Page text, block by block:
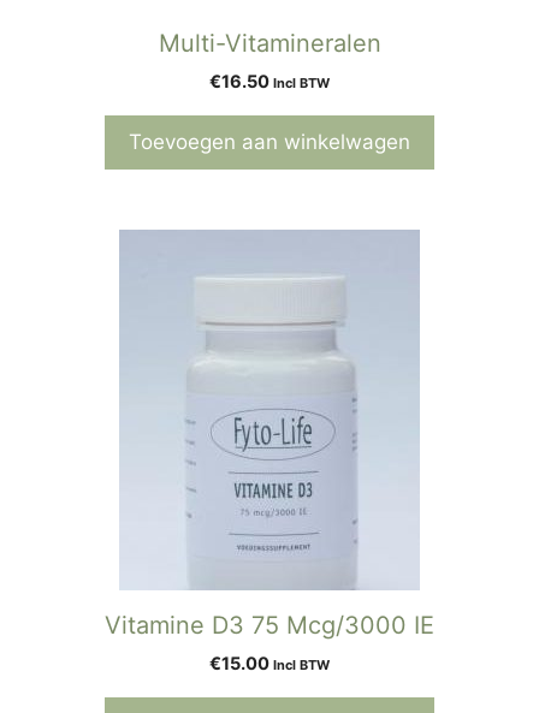
Multi-Vitamineralen
€16.50 Incl BTW
Toevoegen aan winkelwagen
Vitamine D3 75 Mcg/3000 IE
€15.00 Incl BTW